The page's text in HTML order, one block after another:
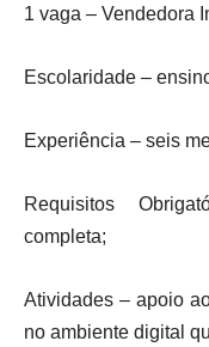
1 vaga – Vendedora
Escolaridade –
Experiência – seis
Requisitos
completa;
Atividades – apoio
no ambiente digital